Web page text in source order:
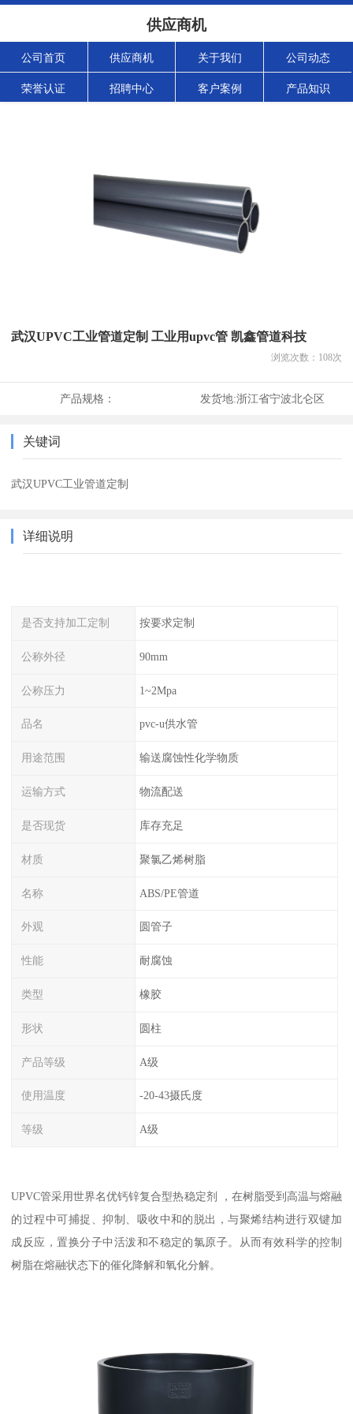
供应商机
公司首页 供应商机 关于我们 公司动态
荣誉认证 招聘中心 客户案例 产品知识
武汉UPVC工业管道定制 工业用upvc管 凯鑫管道科技
浏览次数： 108次
产品规格： 发货地:浙江省宁波北仑区
关键词
武汉UPVC工业管道定制
详细说明
是否支持加工定制 按要求定制
公称外径 90mm
公称压力 1~2Mpa
品名 pvc-u供水管
用途范围 输送腐蚀性化学物质
运输方式 物流配送
是否现货 库存充足
材质 聚氯乙烯树脂
名称 ABS/PE管道
外观 圆管子
性能 耐腐蚀
类型 橡胶
形状 圆柱
产品等级 A级
使用温度 -20-43摄氏度
等级 A级
UPVC管采用世界名优钙锌复合型热稳定剂 ，在树脂受到高温与熔融
的过程中可捕捉、抑制、吸收中和的脱出，与聚烯结构进行双键加
成反应，置换分子中活泼和不稳定的氯原子。从而有效科学的控制
树脂在熔融状态下的催化降解和氧化分解。